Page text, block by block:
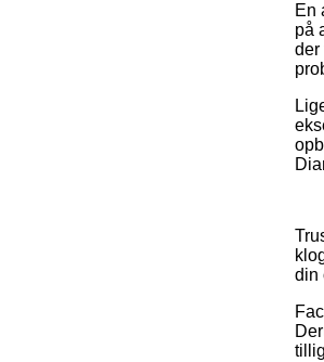
En
på
der
din